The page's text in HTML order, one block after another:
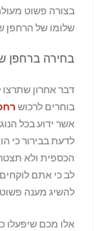
בצורה פשוט
שלומו של הרחפן
בחירה ברחפן
דבר אחרון
בוחרים לרכוש
אשר ידוע בכל
לדעת בבירור כי
הכספית ולא
לב כי אתם
להשיג מענה פשוט
אלו מכם שיפעלו